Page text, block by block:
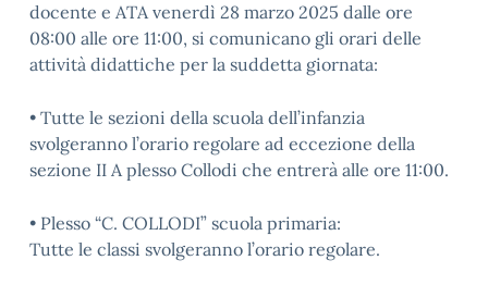
docente e ATA venerdì 28 marzo 2025 dalle ore
08:00 alle ore 11:00, si comunicano gli orari delle
attività didattiche per la suddetta giornata:
• Tutte le sezioni della scuola dell’infanzia
svolgeranno l’orario regolare ad eccezione della
sezione II A plesso Collodi che entrerà alle ore 11:00.
• Plesso “C. COLLODI” scuola primaria:
Tutte le classi svolgeranno l’orario regolare.